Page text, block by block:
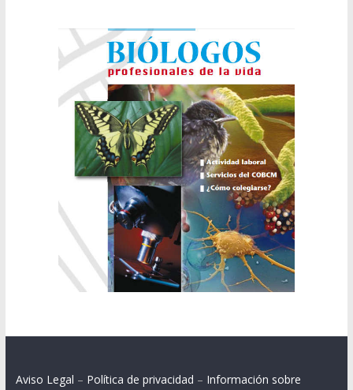
Aviso Legal – Política de privacidad – Información sobre